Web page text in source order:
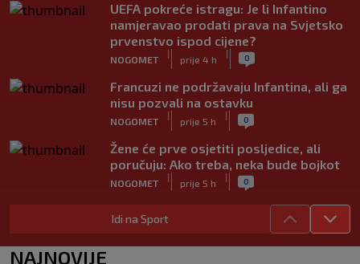
UEFA pokreće istragu: Je li Infantino
namjeravao prodati prava na Svjetsko
prvenstvo ispod cijene?
NOGOMET
|
prije 4 h
| 0
Francuzi ne podržavaju Infantina, ali ga
nisu pozvali na ostavku
NOGOMET
|
prije 5 h
| 0
Žene će prve osjetiti posljedice, ali
poručuju: Ako treba, neka bude bojkot
NOGOMET
|
prije 5 h
| 0
Zvanično: Samed Baždar ima novi klub,
zadužio broj sa velikom "težinom"
NOGOMET prije 7 h
Idi na Sport
NAJNOVIJE